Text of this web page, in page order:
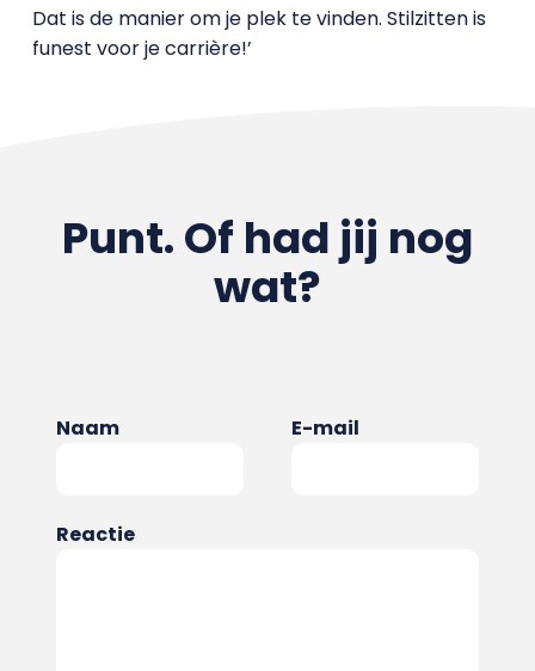
Dat is de manier om je plek te vinden. Stilzitten is
funest voor je carrière!’
Punt. Of had jij nog
wat?
Naam E-mail
Reactie